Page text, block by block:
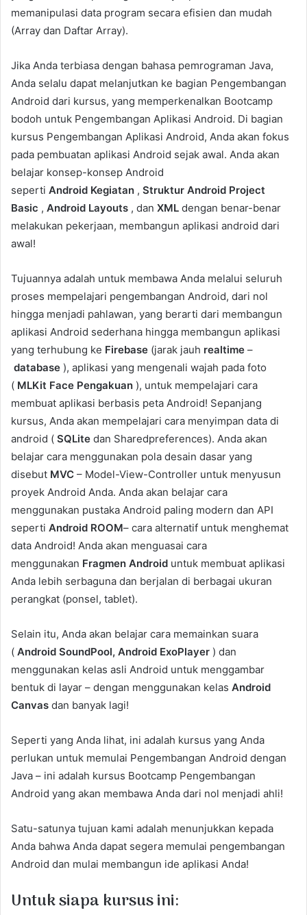
memanipulasi data program secara efisien dan mudah
(Array dan Daftar Array).
Jika Anda terbiasa dengan bahasa pemrograman Java,
Anda selalu dapat melanjutkan ke bagian Pengembangan
Android dari kursus, yang memperkenalkan Bootcamp
bodoh untuk Pengembangan Aplikasi Android. Di bagian
kursus Pengembangan Aplikasi Android, Anda akan fokus
pada pembuatan aplikasi Android sejak awal. Anda akan
belajar konsep-konsep Android
seperti Android Kegiatan , Struktur Android Project
Basic , Android Layouts , dan XML dengan benar-benar
melakukan pekerjaan, membangun aplikasi android dari
awal!
Tujuannya adalah untuk membawa Anda melalui seluruh
proses mempelajari pengembangan Android, dari nol
hingga menjadi pahlawan, yang berarti dari membangun
aplikasi Android sederhana hingga membangun aplikasi
yang terhubung ke Firebase (jarak jauh realtime –
database ), aplikasi yang mengenali wajah pada foto
( MLKit Face Pengakuan ), untuk mempelajari cara
membuat aplikasi berbasis peta Android! Sepanjang
kursus, Anda akan mempelajari cara menyimpan data di
android ( SQLite dan Sharedpreferences). Anda akan
belajar cara menggunakan pola desain dasar yang
disebut MVC – Model-View-Controller untuk menyusun
proyek Android Anda. Anda akan belajar cara
menggunakan pustaka Android paling modern dan API
seperti Android ROOM– cara alternatif untuk menghemat
data Android! Anda akan menguasai cara
menggunakan Fragmen Android untuk membuat aplikasi
Anda lebih serbaguna dan berjalan di berbagai ukuran
perangkat (ponsel, tablet).
Selain itu, Anda akan belajar cara memainkan suara
( Android SoundPool, Android ExoPlayer ) dan
menggunakan kelas asli Android untuk menggambar
bentuk di layar – dengan menggunakan kelas Android
Canvas dan banyak lagi!
Seperti yang Anda lihat, ini adalah kursus yang Anda
perlukan untuk memulai Pengembangan Android dengan
Java – ini adalah kursus Bootcamp Pengembangan
Android yang akan membawa Anda dari nol menjadi ahli!
Satu-satunya tujuan kami adalah menunjukkan kepada
Anda bahwa Anda dapat segera memulai pengembangan
Android dan mulai membangun ide aplikasi Anda!
Untuk siapa kursus ini: